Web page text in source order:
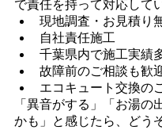
で責任を持って対応して
現地調査・お見積り
自社責任施工
千葉県内で施工実績
故障前のご相談も歓
エコキュート交換の
「異音がする」「お湯
かも」と感じたら、どう